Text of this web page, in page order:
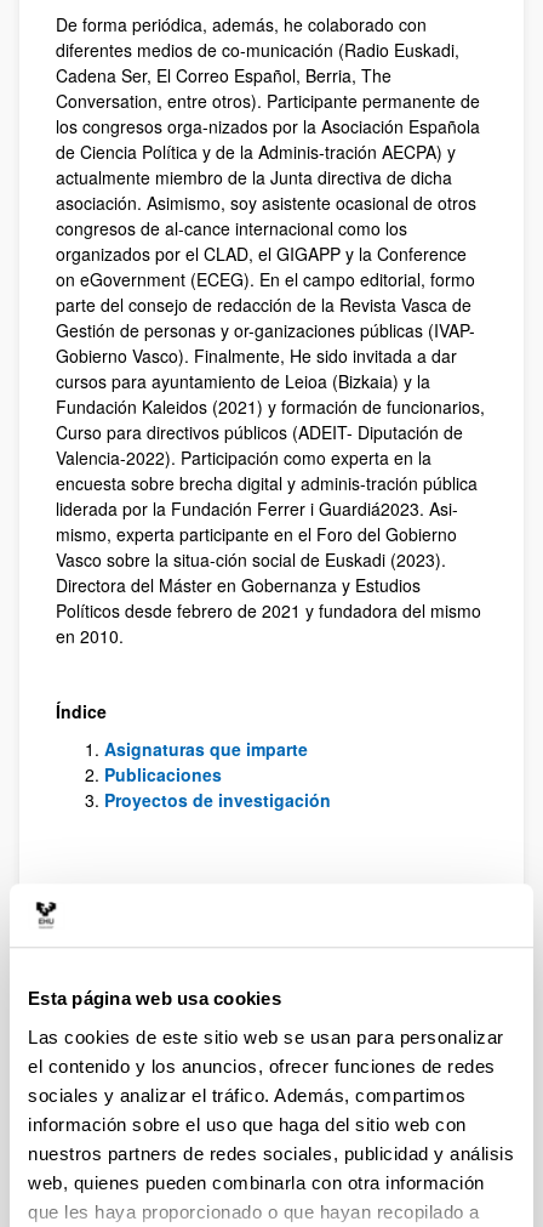
Esta página web usa cookies
Las cookies de este sitio web se usan para personalizar
el contenido y los anuncios, ofrecer funciones de redes
sociales y analizar el tráfico. Además, compartimos
información sobre el uso que haga del sitio web con
nuestros partners de redes sociales, publicidad y análisis
web, quienes pueden combinarla con otra información
que les haya proporcionado o que hayan recopilado a
De forma periódica, además, he colaborado con
diferentes medios de co-municación (Radio Euskadi,
Cadena Ser, El Correo Español, Berria, The
Conversation, entre otros). Participante permanente de
los congresos orga-nizados por la Asociación Española
de Ciencia Política y de la Adminis-tración AECPA) y
actualmente miembro de la Junta directiva de dicha
asociación. Asimismo, soy asistente ocasional de otros
congresos de al-cance internacional como los
organizados por el CLAD, el GIGAPP y la Conference
on eGovernment (ECEG). En el campo editorial, formo
parte del consejo de redacción de la Revista Vasca de
Gestión de personas y or-ganizaciones públicas (IVAP-
Gobierno Vasco). Finalmente, He sido invitada a dar
cursos para ayuntamiento de Leioa (Bizkaia) y la
Fundación Kaleidos (2021) y formación de funcionarios,
Curso para directivos públicos (ADEIT- Diputación de
Valencia-2022). Participación como experta en la
encuesta sobre brecha digital y adminis-tración pública
liderada por la Fundación Ferrer i Guardiá2023. Asi-
mismo, experta participante en el Foro del Gobierno
Vasco sobre la situa-ción social de Euskadi (2023).
Directora del Máster en Gobernanza y Estudios
Políticos desde febrero de 2021 y fundadora del mismo
en 2010.
Índice
Asignaturas que imparte
Publicaciones
Proyectos de investigación
Asignaturas de grado
(2º CCPP y Gestión Pública)
Pública (4º CCPP y Gestión Pública
Asignaturas de Master
“Innovación pública. Nuevos
enfoques y nuevos retos para el
siglo XXI y el papel de la
participación ciudadana” en el
Máster Universitario en Participación